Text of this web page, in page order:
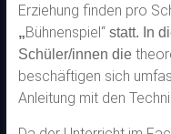
Erziehung finden pro
„Bühnenspiel“ statt. In
Schüler/innen die
beschäftigen sich
Anleitung mit den